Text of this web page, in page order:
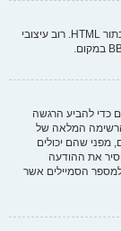
לא. אין אפשרות לשלוח HTML במערכת זו והוא יוצג בהודעות בתור HTML. רוב עיצובי
כדי להביע הרגשה
המלאה של
מפני שהם יכולים
את ההודעה
הסמיילים אשר